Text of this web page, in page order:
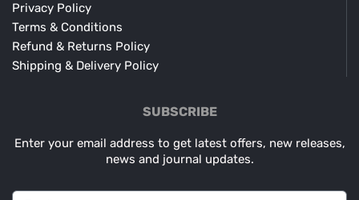
Privacy Policy
Terms & Conditions
Refund & Returns Policy
Shipping & Delivery Policy
SUBSCRIBE
Enter your email address to get latest offers, new releases,
news and journal updates.